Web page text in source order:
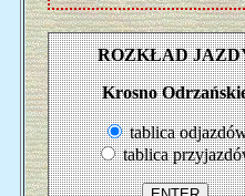
ROZKŁAD
Krosno
tablica
tablica